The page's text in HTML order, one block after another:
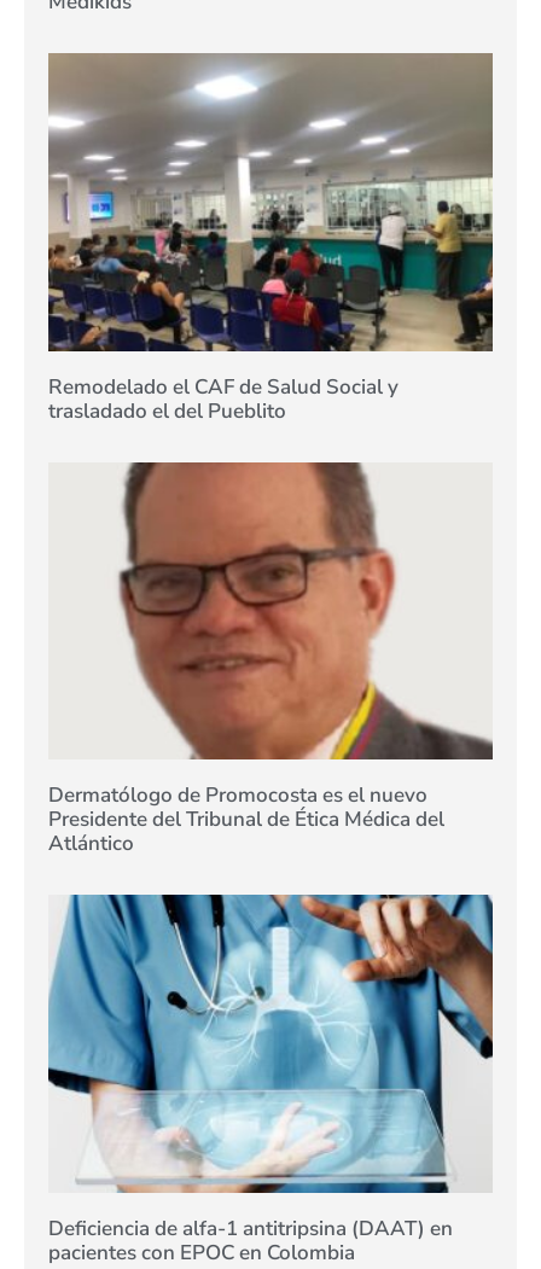
Remodelado el CAF de Salud Social y
trasladado el del Pueblito
Dermatólogo de Promocosta es el nuevo
Presidente del Tribunal de Ética Médica del
Atlántico
Deficiencia de alfa-1 antitripsina (DAAT) en
pacientes con EPOC en Colombia